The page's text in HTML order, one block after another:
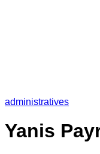
administratives
Yanis